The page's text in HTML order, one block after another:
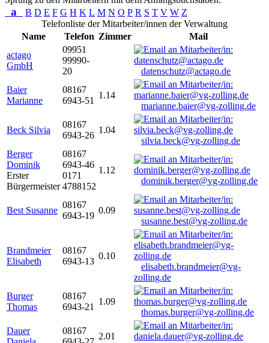
a B D E F G H K L M N O P R S T V W Z
Telefonliste der Mitarbeiter/innen der Verwaltung
Name
Telefon Zimmer
Mail
actago
GmbH
09951
99990-
20
datenschutz@actago.de
Baier
Marianne
08167
6943-51
1.14
marianne.baier@vg-zolling.de
Beck Silvia
08167
6943-26
1.04
silvia.beck@vg-zolling.de
Berger
Dominik
Erster
Bürgermeister
08167
6943-46
0171
4788152
1.12
dominik.berger@vg-zolling.de
Best Susanne
08167
6943-19
0.09
susanne.best@vg-zolling.de
Brandmeier
Elisabeth
08167
6943-13
0.10
elisabeth.brandmeier@vg-
zolling.de
Burger
Thomas
08167
6943-21
1.09
thomas.burger@vg-zolling.de
Dauer
08167
2.01